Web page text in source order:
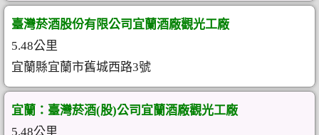
臺灣菸酒股份有限公司宜蘭酒廠觀光工廠
5.48公里
宜蘭縣宜蘭市舊城西路3號
宜蘭：臺灣菸酒(股)公司宜蘭酒廠觀光工廠
5.48公里